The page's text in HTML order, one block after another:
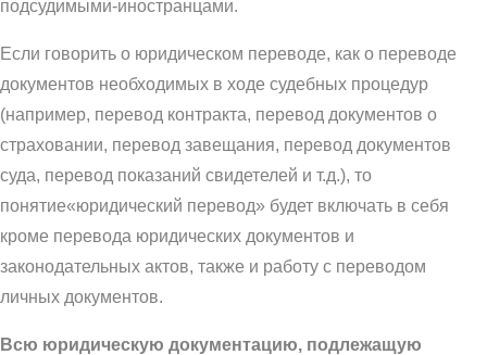
подсудимыми-иностранцами.
Если говорить о юридическом переводе, как о переводе
документов необходимых в ходе судебных процедур
(например, перевод контракта, перевод документов о
страховании, перевод завещания, перевод документов
суда, перевод показаний свидетелей и т.д.), то
понятие«юридический перевод» будет включать в себя
кроме перевода юридических документов и
законодательных актов, также и работу с переводом
личных документов.
Всю юридическую документацию, подлежащую